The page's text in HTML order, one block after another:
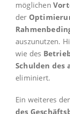
möglichen
der
auszunutzen.
wie des
Schulden des
eliminiert.
Ein weiteres
des